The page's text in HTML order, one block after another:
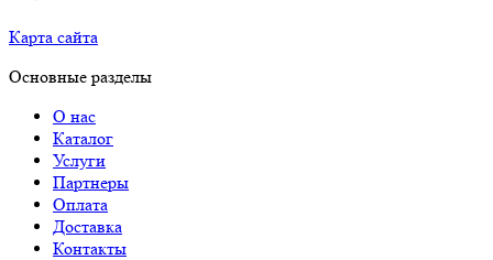
Карта сайта
Основные разделы
О нас
Каталог
Услуги
Партнеры
Оплата
Доставка
Контакты